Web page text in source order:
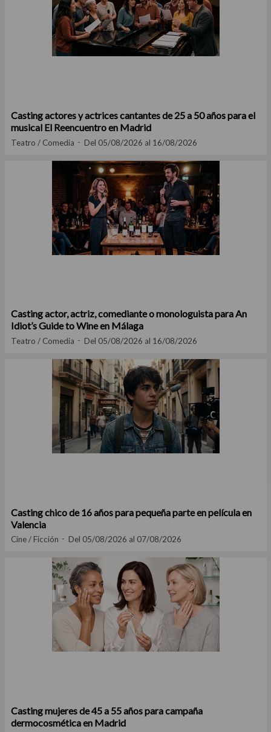
Casting actores y actrices cantantes de 25 a 50 años para el
musical El Reencuentro en Madrid
Teatro / Comedia Del 05/08/2026 al 16/08/2026
Casting actor, actriz, comediante o monologuista para An
Idiot’s Guide to Wine en Málaga
Teatro / Comedia Del 05/08/2026 al 16/08/2026
Casting chico de 16 años para pequeña parte en película en
Valencia
Cine / Ficción Del 05/08/2026 al 07/08/2026
Casting mujeres de 45 a 55 años para campaña
dermocosmética en Madrid